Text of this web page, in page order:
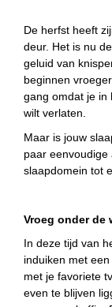
De herfst heeft
deur. Het is nu
geluid van
beginnen
gang omdat je in
wilt verlaten.
Maar is jouw
paar
slaapdomein tot
Vroeg onder de
In deze tijd van
induiken met
met je favoriete
even te blijven